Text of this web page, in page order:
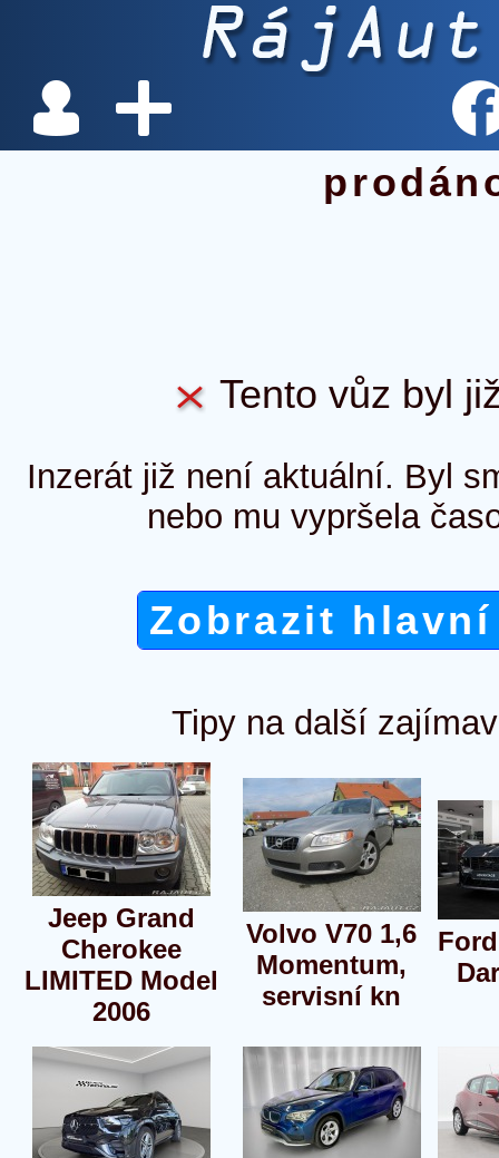
Tento vůz byl
Inzerát již není aktuální. Byl
nebo mu vypršela
Zobrazit
Tipy na další
Jeep Grand
Cherokee
LIMITED Model
2006
Volvo V70 1,6
Momentum,
servisní kn